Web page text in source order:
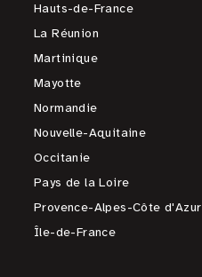
Hauts-de-France
La Réunion
Martinique
Mayotte
Normandie
Nouvelle-Aquitaine
Occitanie
Pays de la Loire
Provence-Alpes-Côte d'Azur
Île-de-France